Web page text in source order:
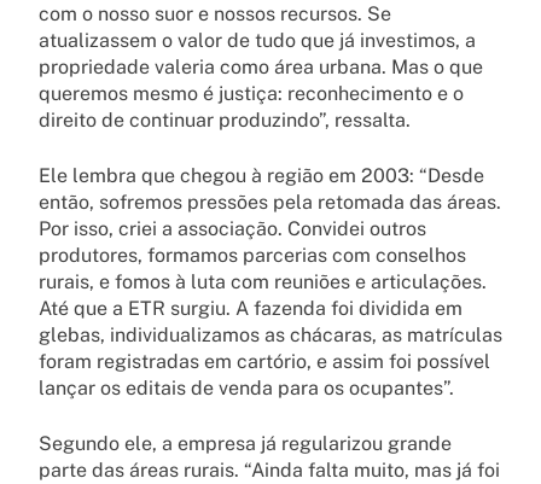
com o nosso suor e nossos recursos. Se
atualizassem o valor de tudo que já investimos, a
propriedade valeria como área urbana. Mas o que
queremos mesmo é justiça: reconhecimento e o
direito de continuar produzindo”, ressalta.
Ele lembra que chegou à região em 2003: “Desde
então, sofremos pressões pela retomada das áreas.
Por isso, criei a associação. Convidei outros
produtores, formamos parcerias com conselhos
rurais, e fomos à luta com reuniões e articulações.
Até que a ETR surgiu. A fazenda foi dividida em
glebas, individualizamos as chácaras, as matrículas
foram registradas em cartório, e assim foi possível
lançar os editais de venda para os ocupantes”.
Segundo ele, a empresa já regularizou grande
parte das áreas rurais. “Ainda falta muito, mas já foi